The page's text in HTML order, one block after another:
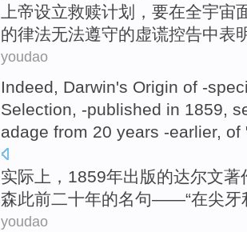
上帝设立救赎计划 ，要在全宇宙
的律法无法遵守的虚谎控告中表
youdao
Indeed, Darwin's Origin of -
Selection, -published in 1859,
adage from 20 years -earlier, of
实际上 ，1859年出版的达尔文著
森此前二十年的名句——“在尖牙
youdao